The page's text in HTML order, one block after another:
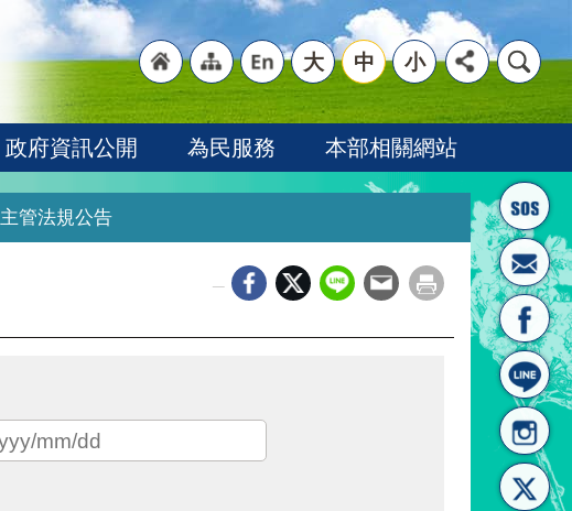
首頁
"網
站導
"英
文語
大 中 小
政府資訊公開 為民服務 本部相關網站
主管法規公告